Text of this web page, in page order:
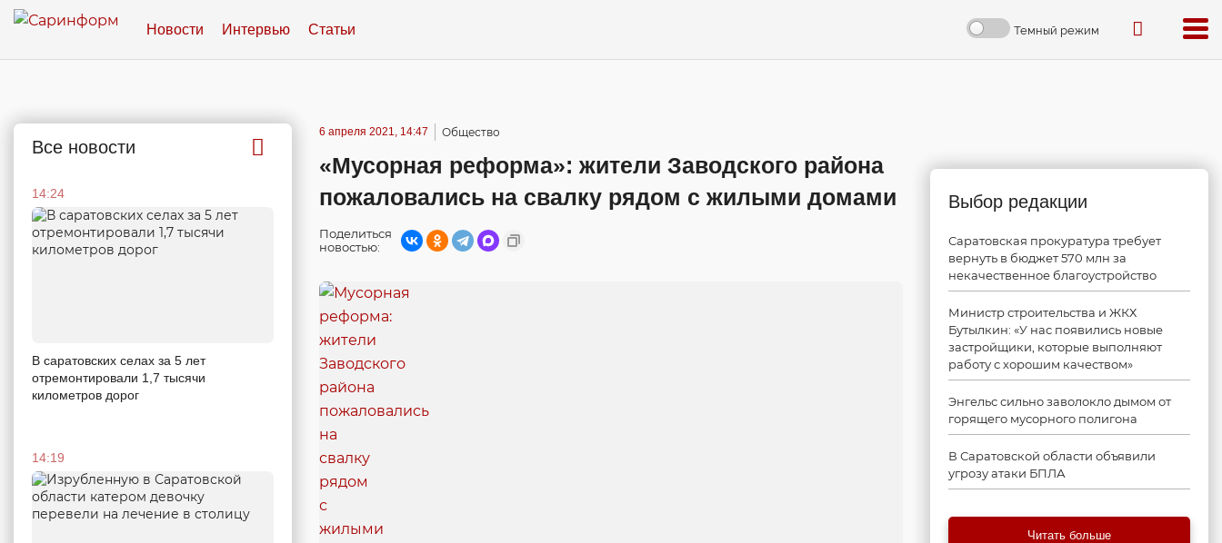
Новости Интервью Статьи Темный режим
Все новости
14:24
В саратовских селах за 5 лет
отремонтировали 1,7 тысячи
километров дорог
14:19
6 апреля 2021, 14:47 Общество
«Мусорная реформа»: жители Заводского района
пожаловались на свалку рядом с жилыми домами
Поделиться
новостью:
Выбор редакции
Саратовская прокуратура требует
вернуть в бюджет 570 млн за
некачественное благоустройство
Министр строительства и ЖКХ
Бутылкин: «У нас появились новые
застройщики, которые выполняют
работу с хорошим качеством»
Энгельс сильно заволокло дымом от
горящего мусорного полигона
В Саратовской области объявили
угрозу атаки БПЛА
Читать больше